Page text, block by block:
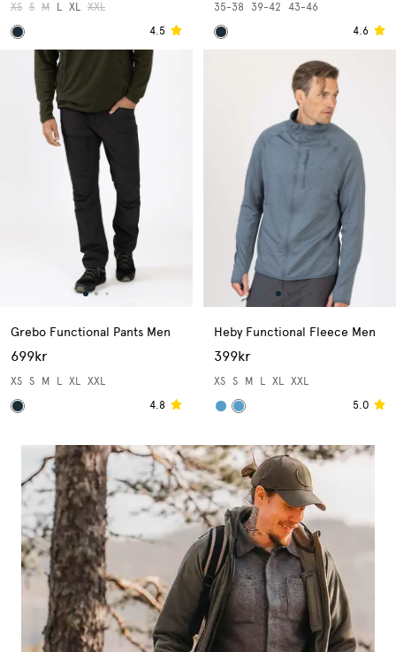
XS S M L XL XXL
4.5
35-38 39-42
43-46
4.6
Grebo Functional Pants Men
699kr
XS S M L XL XXL
4.8
Heby Functional Fleece Men
399kr
XS S M L XL XXL
5.0